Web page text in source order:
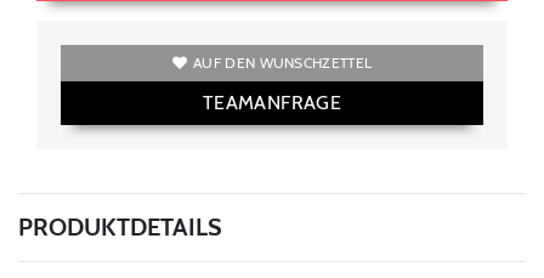
AUF DEN WUNSCHZETTEL
TEAMANFRAGE
PRODUKTDETAILS